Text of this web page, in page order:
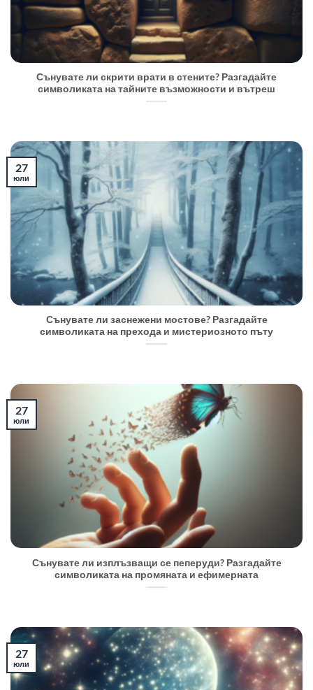
Сънувате ли скрити врати в стените? Разгадайте
символиката на тайните възможности и вътреш
Сънувате ли заснежени мостове? Разгадайте
символиката на прехода и мистериозното пъту
27
юли
Сънувате ли изплъзващи се пеперуди? Разгадайте
символиката на промяната и ефимерната
27
юли
27
юли